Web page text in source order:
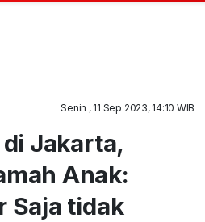
Senin , 11 Sep 2023, 14:10 WIB
Jakarta,
Anak:
Saja tidak